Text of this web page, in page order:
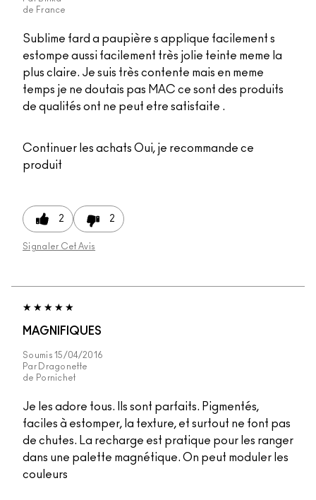
de France
Sublime fard a paupière s applique facilement s
estompe aussi facilement très jolie teinte meme la
plus claire. Je suis très contente mais en meme
temps je ne doutais pas MAC ce sont des produits
de qualités ont ne peut etre satisfaite .
Continuer les achats Oui, je recommande ce
produit
2 2
Signaler Cet Avis
MAGNIFIQUES
Soumis15/04/2016
Par Dragonette
de Pornichet
Je les adore tous. Ils sont parfaits. Pigmentés,
faciles à estomper, la texture, et surtout ne font pas
de chutes. La recharge est pratique pour les ranger
dans une palette magnétique. On peut moduler les
couleurs